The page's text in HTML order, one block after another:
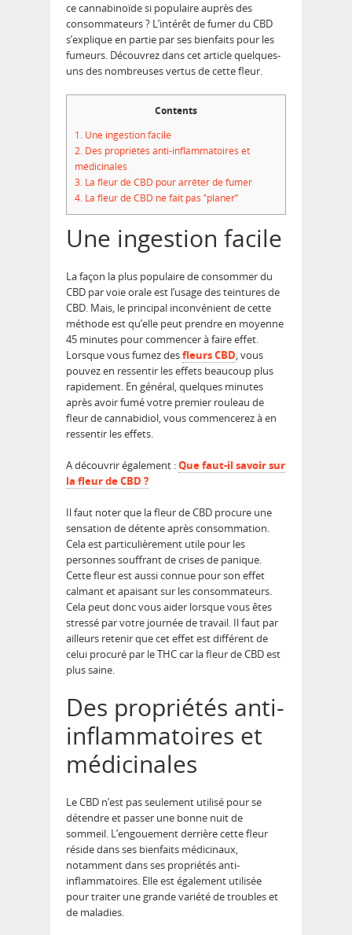
ce cannabinoïde si populaire auprès des
consommateurs ? L’intérêt de fumer du CBD
s’explique en partie par ses bienfaits pour les
fumeurs. Découvrez dans cet article quelques-
uns des nombreuses vertus de cette fleur.
Contents
1. Une ingestion facile
2. Des propriétés anti-inflammatoires et
médicinales
3. La fleur de CBD pour arrêter de fumer
4. La fleur de CBD ne fait pas ‟planer”
Une ingestion facile
La façon la plus populaire de consommer du
CBD par voie orale est l’usage des teintures de
CBD. Mais, le principal inconvénient de cette
méthode est qu’elle peut prendre en moyenne
45 minutes pour commencer à faire effet.
Lorsque vous fumez desfleurs CBD, vous
pouvez en ressentir les effets beaucoup plus
rapidement. En général, quelques minutes
après avoir fumé votre premier rouleau de
fleur de cannabidiol, vous commencerez à en
ressentir les effets.
A découvrir également :Que faut-il savoir sur
la fleur de CBD ?
Il faut noter que la fleur de CBD procure une
sensation de détente après consommation.
Cela est particulièrement utile pour les
personnes souffrant de crises de panique.
Cette fleur est aussi connue pour son effet
calmant et apaisant sur les consommateurs.
Cela peut donc vous aider lorsque vous êtes
stressé par votre journée de travail. Il faut par
ailleurs retenir que cet effet est différent de
celui procuré par le THC car la fleur de CBD est
plus saine.
Des propriétés anti-
inflammatoires et
médicinales
Le CBD n’est pas seulement utilisé pour se
détendre et passer une bonne nuit de
sommeil. L’engouement derrière cette fleur
réside dans ses bienfaits médicinaux,
notamment dans ses propriétés anti-
inflammatoires. Elle est également utilisée
pour traiter une grande variété de troubles et
de maladies.